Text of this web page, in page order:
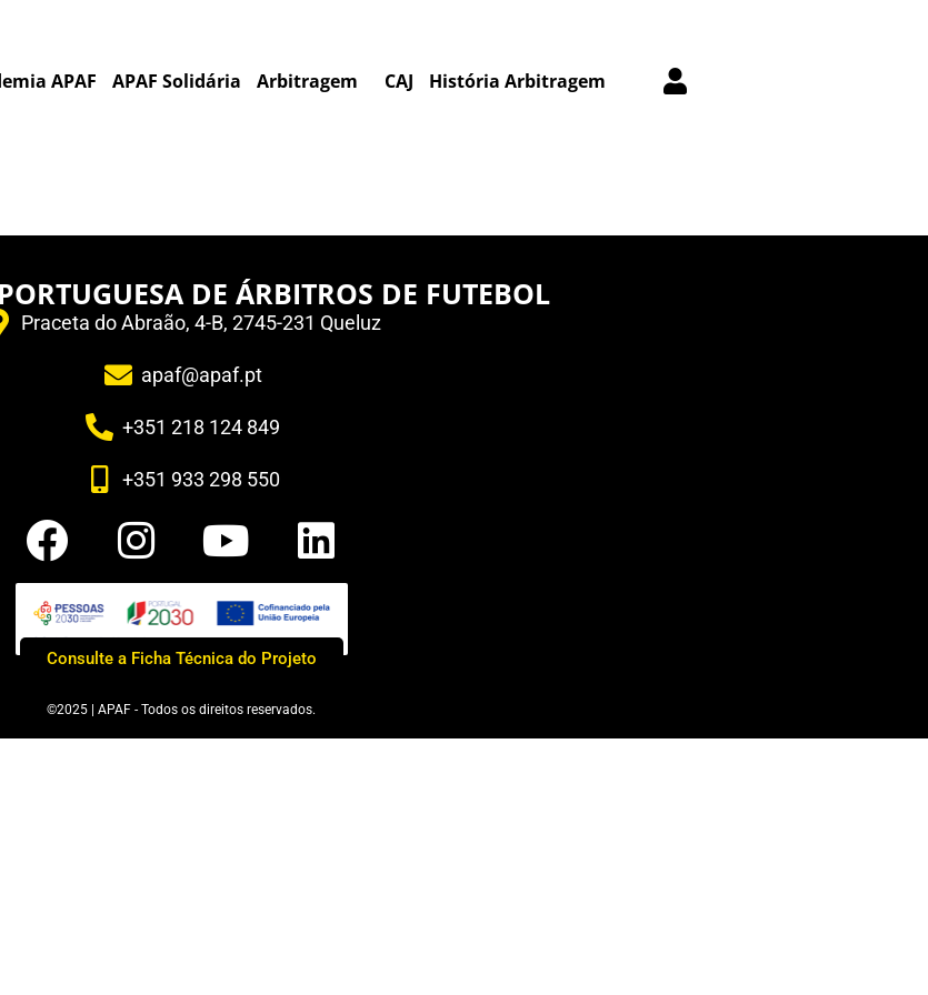
APAF APAF Solidária Arbitragem CAJ História Arbitragem
DE ÁRBITROS DE FUTEBOL
Praceta do Abraão, 4-B, 2745-231 Queluz
apaf@apaf.pt
+351 218 124 849
+351 933 298 550
Consulte a Ficha Técnica do Projeto
©2025 | APAF - Todos os direitos reservados.